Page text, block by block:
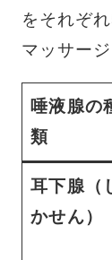
をそれぞ
マッサー
唾液腺の
類
耳下腺（
かせん）